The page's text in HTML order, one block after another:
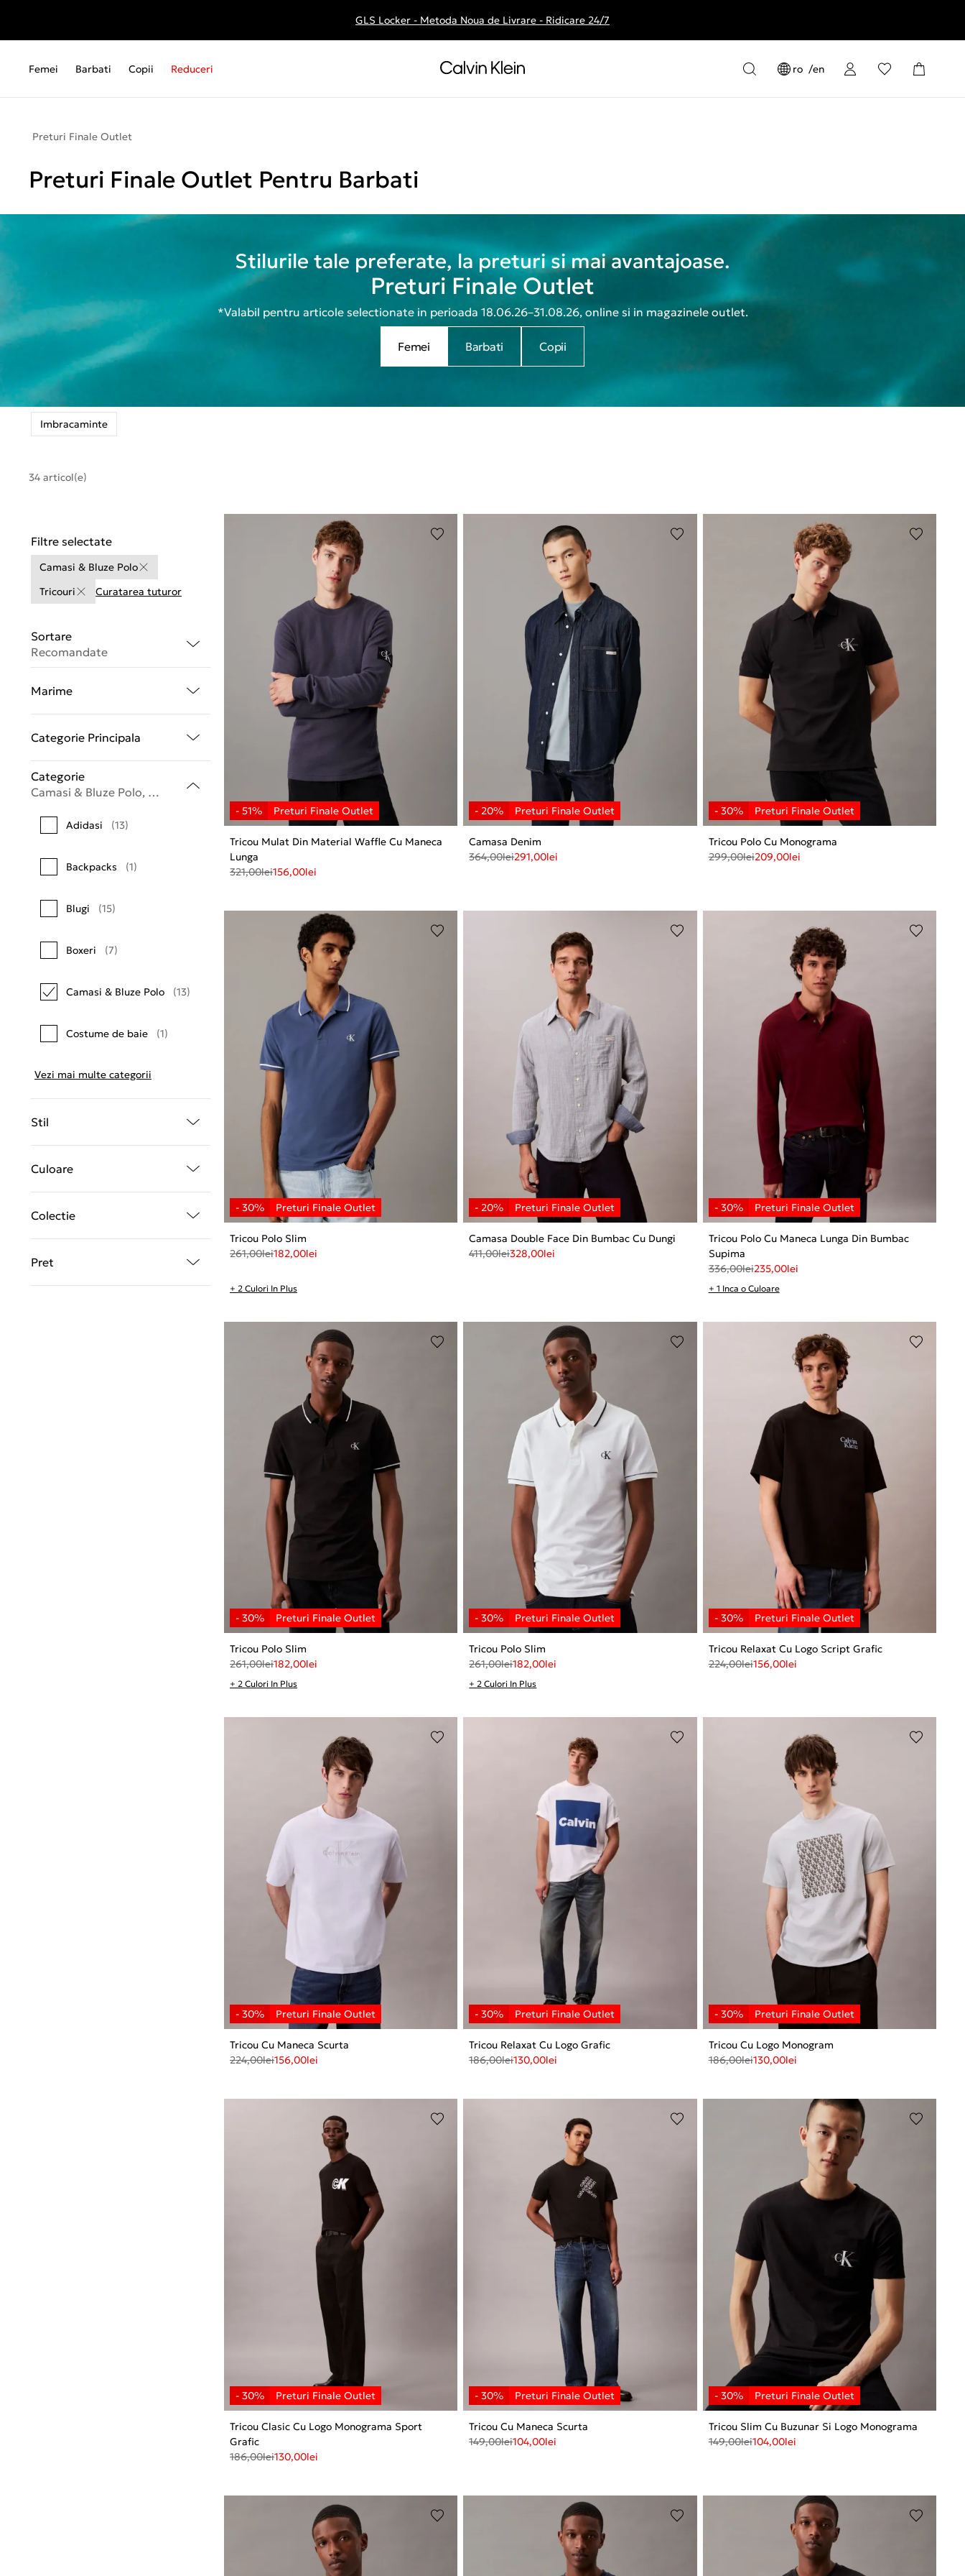
Livrare gratuita la comenzile de peste 250 RON
GLS Locker - Metoda Noua de Livrare - Ridicare 24/7
Femei Barbati Copii Reduceri ro en
Preturi Finale Outlet
Preturi Finale Outlet Pentru Barbati
Stilurile tale preferate, la preturi si mai avantajoase.
Preturi Finale Outlet
*Valabil pentru articole selectionate in perioada 18.06.26–31.08.26, online si in magazinele outlet.
Femei Barbati Copii
Imbracaminte
34 articol(e)
Filtre selectate
Camasi & Bluze Polo
Tricouri
Curatarea tuturor
Sortare
Recomandate
Marime
Categorie Principala
Categorie
Camasi & Bluze Polo, Tricouri
Adidasi (13)
Backpacks (1)
Blugi (15)
Boxeri (7)
Camasi & Bluze Polo (13)
Costume de baie (1)
Vezi mai multe categorii
Stil
Culoare
Colectie
Pret
Tricou Mulat Din Material Waffle Cu Maneca
Lunga
321,00lei156,00lei
Camasa Denim
364,00lei291,00lei
Tricou Polo Cu Monograma
299,00lei209,00lei
Tricou Polo Slim
261,00lei182,00lei
+ 2 Culori In Plus
Camasa Double Face Din Bumbac Cu Dungi
411,00lei328,00lei
Tricou Polo Cu Maneca Lunga Din Bumbac
Supima
336,00lei235,00lei
+ 1 Inca o Culoare
Tricou Polo Slim
261,00lei182,00lei
+ 2 Culori In Plus
Tricou Polo Slim
261,00lei182,00lei
+ 2 Culori In Plus
Tricou Relaxat Cu Logo Script Grafic
224,00lei156,00lei
Tricou Cu Maneca Scurta
224,00lei156,00lei
Tricou Relaxat Cu Logo Grafic
186,00lei130,00lei
Tricou Cu Logo Monogram
186,00lei130,00lei
Tricou Clasic Cu Logo Monograma Sport
Grafic
186,00lei130,00lei
Tricou Cu Maneca Scurta
149,00lei104,00lei
Tricou Slim Cu Buzunar Si Logo Monograma
149,00lei104,00lei